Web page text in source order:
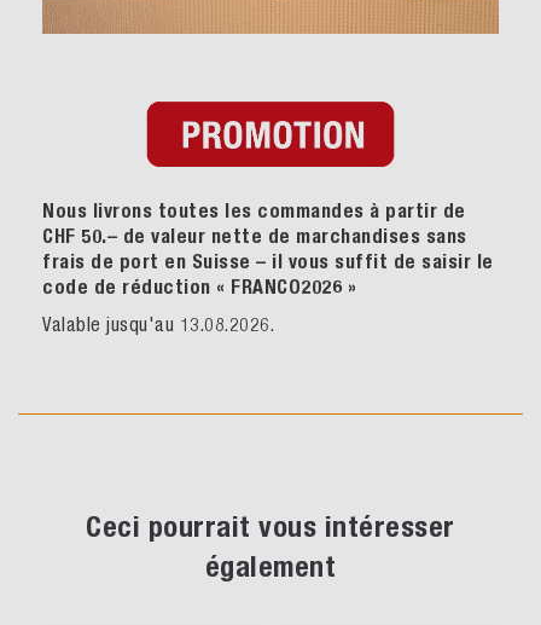
Nous livrons toutes les commandes à partir de
CHF 50.– de valeur nette de marchandises sans
frais de port en Suisse – il vous suffit de saisir le
code de réduction « FRANCO2026 »
Valable jusqu'au 13.08.2026.
Ceci pourrait vous intéresser
également